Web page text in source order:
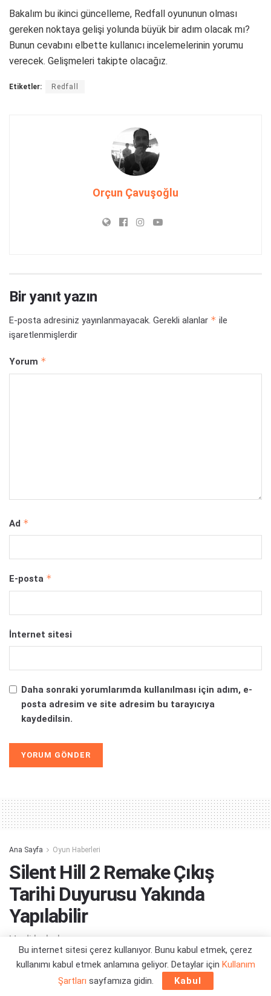
Bakalım bu ikinci güncelleme, Redfall oyununun olması
gereken noktaya gelişi yolunda büyük bir adım olacak mı?
Bunun cevabını elbette kullanıcı incelemelerinin yorumu
verecek. Gelişmeleri takipte olacağız.
Etiketler: Redfall
Orçun Çavuşoğlu
Bir yanıt yazın
E-posta adresiniz yayınlanmayacak. Gerekli alanlar * ile
işaretlenmişlerdir
Yorum *
Ad *
E-posta *
İnternet sitesi
Daha sonraki yorumlarımda kullanılması için adım, e-
posta adresim ve site adresim bu tarayıcıya
kaydedilsin.
Ana Sayfa Oyun Haberleri
Silent Hill 2 Remake Çıkış
Tarihi Duyurusu Yakında
Yapılabilir
Hadi bakalım...
07/10/2023 14:39
Bu internet sitesi çerez kullanıyor. Bunu kabul etmek, çerez
kullanımı kabul etmek anlamına geliyor. Detaylar için Kullanım
Şartları sayfamıza gidin. Kabul